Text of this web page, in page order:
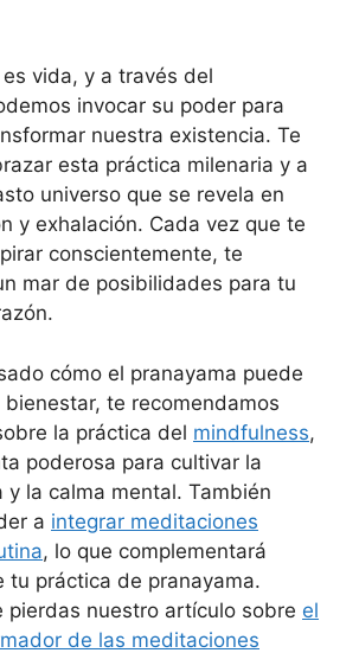
vida, y a través del
invocar su poder para
nuestra existencia. Te
esta práctica milenaria y a
universo que se revela en
y exhalación. Cada vez que te
conscientemente, te
mar de posibilidades para tu
cómo el pranayama puede
te recomendamos
la práctica del mindfulness,
poderosa para cultivar la
y la calma mental. También
a integrar meditaciones
, lo que complementará
tu práctica de pranayama.
pierdas nuestro artículo sobre el
de las meditaciones